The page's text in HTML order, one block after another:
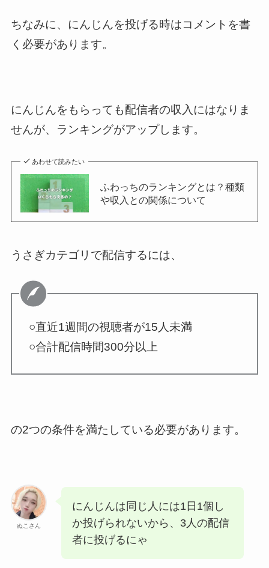
ちなみに、にんじんを投げる時はコメントを書
く必要があります。
にんじんをもらっても配信者の収入にはなりま
せんが、ランキングがアップします。
あわせて読みたい
ふわっちのランキングとは？種類
や収入との関係について
うさぎカテゴリで配信するには、
○直近1週間の視聴者が15人未満
○合計配信時間300分以上
の2つの条件を満たしている必要があります。
ぬこさん
にんじんは同じ人には1日1個し
か投げられないから、3人の配信
者に投げるにゃ